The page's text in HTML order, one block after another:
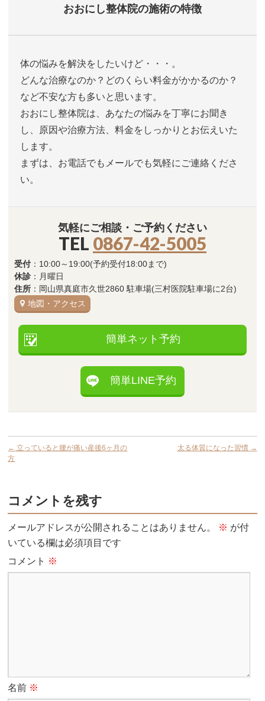
おおにし整体院の施術の特徴
体の悩みを解決をしたいけど・・・。
どんな治療なのか？どのくらい料金がかかるのか？
など不安な方も多いと思います。
おおにし整体院は、あなたの悩みを丁寧にお聞き
し、原因や治療方法、料金をしっかりとお伝えいた
します。
まずは、お電話でもメールでも気軽にご連絡くださ
い。
気軽にご相談・ご予約ください
TEL 0867-42-5005
受付 ：10:00～19:00(予約受付18:00まで)
休診 ：月曜日
住所 ：岡山県真庭市久世2860 駐車場(三村医院駐車場に2台)
地図・アクセス
簡単ネット予約
簡単LINE予約
← 立っていると腰が痛い産後6ヶ月の
方
太る体質になった習慣 →
コメントを残す
メールアドレスが公開されることはありません。 ※ が付
いている欄は必須項目です
コメント ※
名前 ※